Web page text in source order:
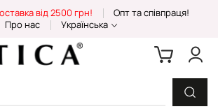
від 2500 грн!
Опт та співпраця!
Про нас
Українська